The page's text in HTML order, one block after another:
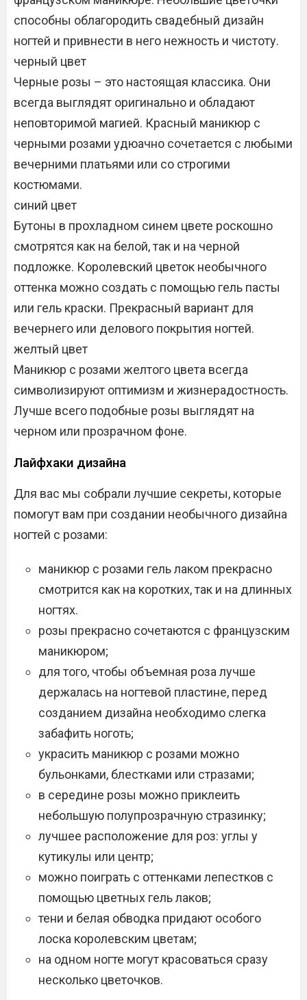
способны облагородить свадебный дизайн
ногтей и привнести в него нежность и чистоту.
черный цвет
Черные розы – это настоящая классика. Они
всегда выглядят оригинально и обладают
неповторимой магией. Красный маникюр с
черными розами удюачно сочетается с любыми
вечерними платьями или со строгими
костюмами.
синий цвет
Бутоны в прохладном синем цвете роскошно
смотрятся как на белой, так и на черной
подложке. Королевский цветок необычного
оттенка можно создать с помощью гель пасты
или гель краски. Прекрасный вариант для
вечернего или делового покрытия ногтей.
желтый цвет
Маникюр с розами желтого цвета всегда
символизируют оптимизм и жизнерадостность.
Лучше всего подобные розы выглядят на
черном или прозрачном фоне.
Лайфхаки дизайна
Для вас мы собрали лучшие секреты, которые
помогут вам при создании необычного дизайна
ногтей с розами:
маникюр с розами гель лаком прекрасно
смотрится как на коротких, так и на длинных
ногтях.
розы прекрасно сочетаются с французским
маникюром;
для того, чтобы объемная роза лучше
держалась на ногтевой пластине, перед
созданием дизайна необходимо слегка
забафить ноготь;
украсить маникюр с розами можно
бульонками, блестками или стразами;
в середине розы можно приклеить
небольшую полупрозрачную стразинку;
лучшее расположение для роз: углы у
кутикулы или центр;
можно поиграть с оттенками лепестков с
помощью цветных гель лаков;
тени и белая обводка придают особого
лоска королевским цветам;
на одном ногте могут красоваться сразу
несколько цветочков.